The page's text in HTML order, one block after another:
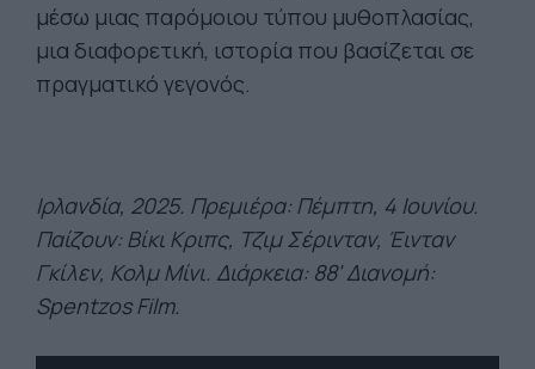
μέσω μιας παρόμοιου τύπου μυθοπλασίας,
μια διαφορετική, ιστορία που βασίζεται σε
πραγματικό γεγονός.
Ιρλανδία, 2025. Πρεμιέρα: Πέμπτη, 4 Ιουνίου.
Παίζουν: Βίκι Κριπς, Τζιμ Σέρινταν, Έινταν
Γκίλεν, Κολμ Μίνι. Διάρκεια: 88' Διανομή:
Spentzos Film.